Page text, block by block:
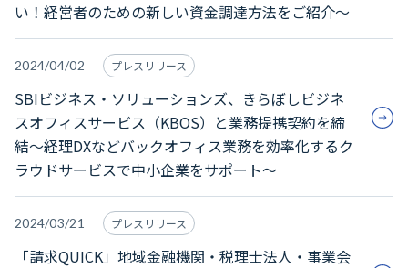
い！経営者のための新しい資金調達方法をご紹介～
2024/04/02 プレスリリース
SBIビジネス・ソリューションズ、きらぼしビジネ
スオフィスサービス（KBOS）と業務提携契約を締
結～経理DXなどバックオフィス業務を効率化するク
ラウドサービスで中小企業をサポート～
2024/03/21 プレスリリース
「請求QUICK」地域金融機関・税理士法人・事業会